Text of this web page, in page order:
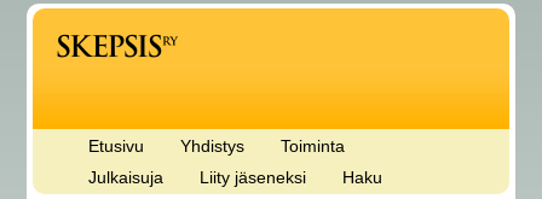
Etusivu Yhdistys
Toiminta
Julkaisuja
Liity jäseneksi Haku